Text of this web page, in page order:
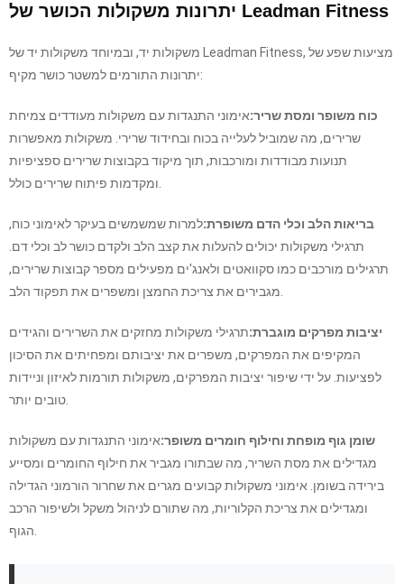
יתרונות משקולות הכושר של Leadman Fitness
משקולות יד, ובמיוחד משקולות יד של Leadman Fitness, מציעות שפע של
יתרונות התורמים למשטר כושר מקיף:
כוח משופר ומסת שריר:אימוני התנגדות עם משקולות מעודדים צמיחת
שרירים, מה שמוביל לעלייה בכוח ובחידוד שרירי. משקולות מאפשרות
תנועות מבודדות ומורכבות, תוך מיקוד בקבוצות שרירים ספציפיות
ומקדמות פיתוח שרירים כולל.
בריאות הלב וכלי הדם משופרת:למרות שמשמשים בעיקר לאימוני כוח,
תרגילי משקולות יכולים להעלות את קצב הלב ולקדם כושר לב וכלי דם.
תרגילים מורכבים כמו סקוואטים ולאנג'ים מפעילים מספר קבוצות שרירים,
מגבירים את צריכת החמצן ומשפרים את תפקוד הלב.
יציבות מפרקים מוגברת:תרגילי משקולות מחזקים את השרירים והגידים
המקיפים את המפרקים, משפרים את יציבותם ומפחיתים את הסיכון
לפציעות. על ידי שיפור יציבות המפרקים, משקולות תורמות לאיזון וניידות
טובים יותר.
שומן גוף מופחת וחילוף חומרים משופר:אימוני התנגדות עם משקולות
מגדילים את מסת השריר, מה שבתורו מגביר את חילוף החומרים ומסייע
בירידה בשומן. אימוני משקולות קבועים מגרים את שחרור הורמוני הגדילה
ומגדילים את צריכת הקלוריות, מה שתורם לניהול משקל ולשיפור הרכב
הגוף.